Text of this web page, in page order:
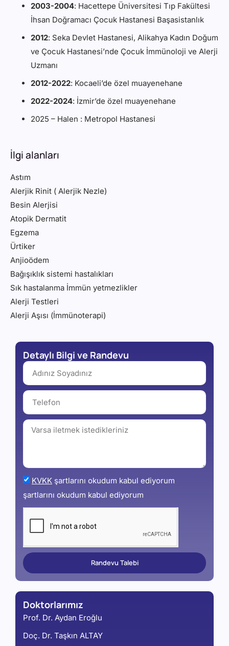
2003-2004: Hacettepe Üniversitesi Tıp Fakültesi
İhsan Doğramacı Çocuk Hastanesi Başasistanlık
2012: Seka Devlet Hastanesi, Alikahya Kadın Doğum
ve Çocuk Hastanesi’nde Çocuk İmmünoloji ve Alerji
Uzmanı
2012-2022: Kocaeli’de özel muayenehane
2022-2024: İzmir’de özel muayenehane
2025 – Halen : Metropol Hastanesi
İlgi alanları
Astım
Alerjik Rinit ( Alerjik Nezle)
Besin Alerjisi
Atopik Dermatit
Egzema
Ürtiker
Anjioödem
Bağışıklık sistemi hastalıkları
Sık hastalanma İmmün yetmezlikler
Alerji Testleri
Alerji Aşısı (İmmünoterapi)
Detaylı Bilgi ve Randevu
KVKK şartlarını okudum kabul ediyorum
şartlarını okudum kabul ediyorum
Randevu Talebi
Doktorlarımız
Prof. Dr. Aydan Eroğlu
Doç. Dr. Taşkın ALTAY